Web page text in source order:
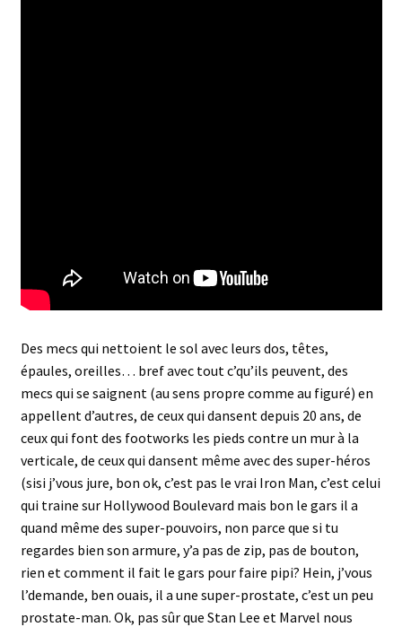
Des mecs qui nettoient le sol avec leurs dos, têtes,
épaules, oreilles… bref avec tout c’qu’ils peuvent, des
mecs qui se saignent (au sens propre comme au figuré) en
appellent d’autres, de ceux qui dansent depuis 20 ans, de
ceux qui font des footworks les pieds contre un mur à la
verticale, de ceux qui dansent même avec des super-héros
(sisi j’vous jure, bon ok, c’est pas le vrai Iron Man, c’est celui
qui traine sur Hollywood Boulevard mais bon le gars il a
quand même des super-pouvoirs, non parce que si tu
regardes bien son armure, y’a pas de zip, pas de bouton,
rien et comment il fait le gars pour faire pipi? Hein, j’vous
l’demande, ben ouais, il a une super-prostate, c’est un peu
prostate-man. Ok, pas sûr que Stan Lee et Marvel nous